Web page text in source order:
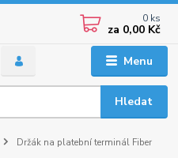
Menu
Hledat
0 ks
za 0,00 Kč
Držák na platební terminál Fiber